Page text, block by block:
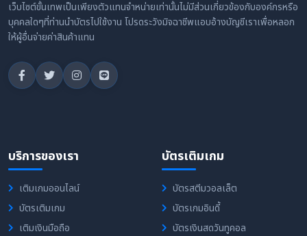
เว็บไซต์ขั้นเทพเป็นเพียงตัวแทนจำหน่ายเท่านั้นไม่มีส่วนเกี่ยวข้องกับองค์กรหรือ
บุคคลใดๆที่ท่านนำบัตรไปใช้งาน โปรดระวังมิจฉาชีพแอบอ้างบัญชีเราเพื่อหลอก
ให้ผู้อื่นจ่ายค่าสินค้าแทน
บริการของเรา
เติมเกมออนไลน์
บัตรเติมเกม
เติมเงินมือถือ
บัตรเติมเกม
บัตรสตีมวอลเล็ต
บัตรเกมอินดี้
บัตรเงินสดวันทูคอล